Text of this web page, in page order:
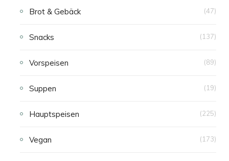
Brot & Gebäck (47)
Snacks (137)
Vorspeisen (89)
Suppen (19)
Hauptspeisen (225)
Vegan (173)